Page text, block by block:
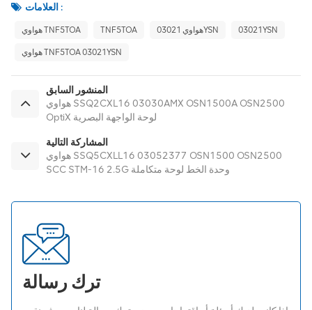
العلامات :
هواوي TNF5TOA TNF5TOA هواوي 03021YSN 03021YSN
هواوي TNF5TOA 03021YSN
المنشور السابق
هواوي SSQ2CXL16 03030AMX OSN1500A OSN2500
OptiX لوحة الواجهة البصرية
المشاركة التالية
هواوي SSQ5CXLL16 03052377 OSN1500 OSN2500
SCC STM-16 2.5G وحدة الخط لوحة متكاملة
ترك رسالة